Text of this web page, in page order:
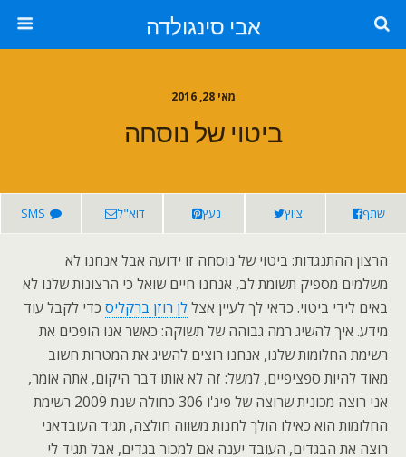
אבי סינגולדה
מאי 28, 2016
ביטוי של נוסחה
שתף ציוץ נעץ דוא"ל SMS
הרצון ההתנגדות: ביטוי של נוסחה זו ידועה אבל אנחנו לא
משלמים מספיק תשומת לב, אנחנו חיים שואל כי הרצונות שלנו לא
באים לידי ביטוי. כדאי לך לעיין אצללן רוזן ברקליס כדי לקבל עוד
מידע. איך להשיג רמה גבוהה של תשוקה: כאשר אנו הופכים את
רשימת החלומות שלנו, אנחנו רוצים להשיג את המטרות חשוב
מאוד להיות ספציפיים, למשל: זה לא אותו דבר היקום, אתה אומר,
אני רוצה מכונית שרוצה של פיג'ו 306 כחולה שנת 2009 רשימת
החלומות הוא כאילו הולך לחנות משווה חולצה, תגיד העובדאני
רוצה את הבגדים, העובד יענה אם למכור בגדים, אבל תגיד לי